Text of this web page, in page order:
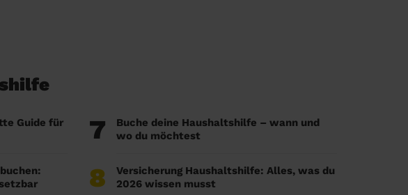
Guide für
7
Buche deine Haushaltshilfe – wann und
wo du möchtest
8
Versicherung Haushaltshilfe: Alles, was du
2026 wissen musst